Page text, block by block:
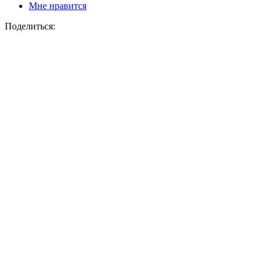
Мне нравится
Поделиться: